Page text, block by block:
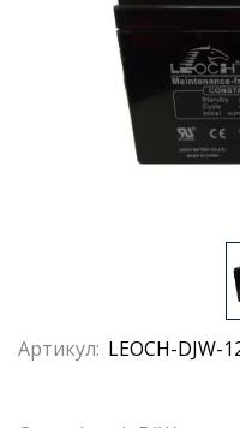
Артикул: LEOCH-DJW-